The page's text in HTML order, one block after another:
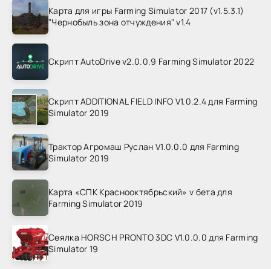
Карта для игры Farming Simulator 2017 (v1.5.3.1)
"Чернобыль зона отчуждения" v1.4
Скрипт AutoDrive v2.0.0.9 Farming Simulator 2022
Скрипт ADDITIONAL FIELD INFO V1.0.2.4 для Farming
Simulator 2019
Трактор Агромаш Руслан V1.0.0.0 для Farming
Simulator 2019
Карта «СПК Краснооктябрьский» v бета для
Farming Simulator 2019
Сеялка HORSCH PRONTO 3DC V1.0.0.0 для Farming
Simulator 19